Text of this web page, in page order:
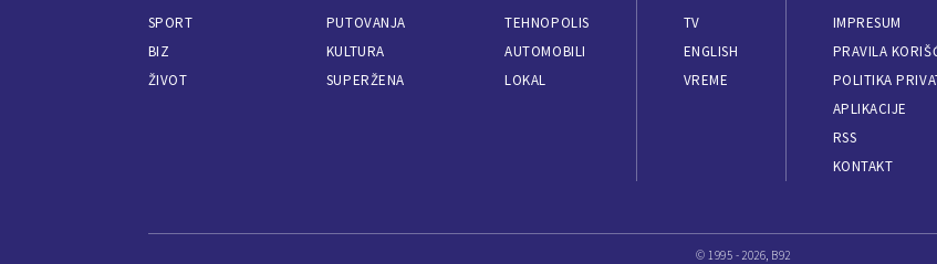
SPORT
BIZ
ŽIVOT
PUTOVANJA
KULTURA
SUPERŽENA
TEHNOPOLIS
AUTOMOBILI
LOKAL
TV
ENGLISH
VREME
IMPRESUM
PRAVILA
POLITIKA
APLIKACIJE
RSS
KONTAKT
© 1995 - 2026, B92